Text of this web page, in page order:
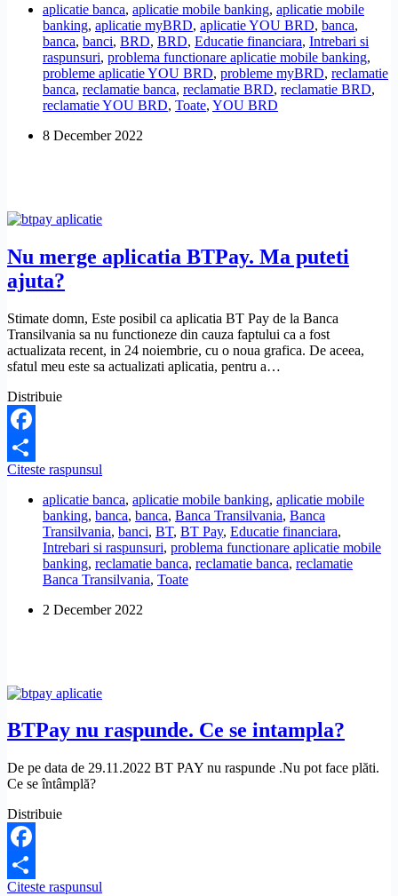
sa-
mi
activez
din
nou
aplicatia
YOU
daca
activare?
aplicatie banca, aplicatie mobile banking, aplicatie mobile
banking, aplicatie myBRD, aplicatie YOU BRD, banca,
banca, banci, BRD, BRD, Educatie financiara, Intrebari si
raspunsuri, problema functionare aplicatie mobile banking,
probleme aplicatie YOU BRD, probleme myBRD, reclamatie
banca, reclamatie banca, reclamatie BRD, reclamatie BRD,
reclamatie YOU BRD, Toate, YOU BRD
8 December 2022
Nu merge aplicatia BTPay. Ma puteti
ajuta?
Stimate domn, Este posibil ca aplicatia BT Pay de la Banca
Transilvania sa nu functioneze din cauza faptului ca a fost
actualizata recent, in 24 noiembrie, cu o noua grafica. De aceea,
sfatul meu este sa actualizati aplicatia, pentru a…
Distribuie
Facebook
Share
Citeste raspunsul
aplicatia
BTPay.
Ma
puteti
ajuta?
aplicatie banca, aplicatie mobile banking, aplicatie mobile
banking, banca, banca, Banca Transilvania, Banca
Transilvania, banci, BT, BT Pay, Educatie financiara,
Intrebari si raspunsuri, problema functionare aplicatie mobile
banking, reclamatie banca, reclamatie banca, reclamatie
Banca Transilvania, Toate
2 December 2022
BTPay nu raspunde. Ce se intampla?
De pe data de 29.11.2022 BT PAY nu raspunde .Nu pot face plăti.
Ce se întâmplă?
Distribuie
Facebook
Citeste raspunsul